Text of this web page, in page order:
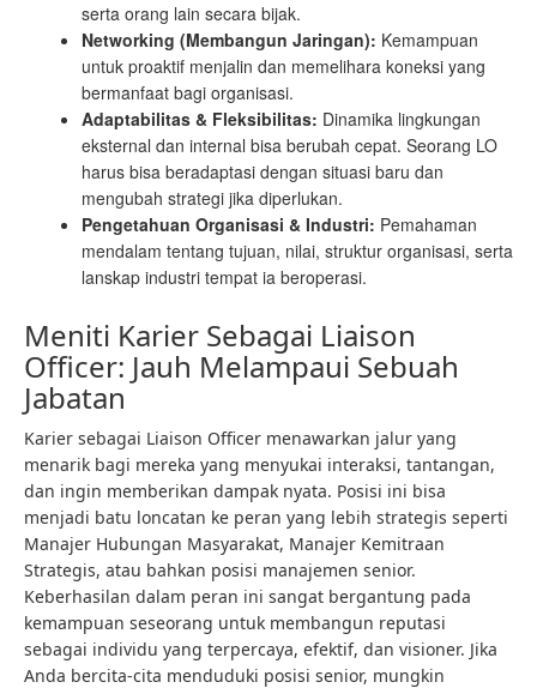
serta orang lain secara bijak.
Networking (Membangun Jaringan): Kemampuan
untuk proaktif menjalin dan memelihara koneksi yang
bermanfaat bagi organisasi.
Adaptabilitas & Fleksibilitas: Dinamika lingkungan
eksternal dan internal bisa berubah cepat. Seorang LO
harus bisa beradaptasi dengan situasi baru dan
mengubah strategi jika diperlukan.
Pengetahuan Organisasi & Industri: Pemahaman
mendalam tentang tujuan, nilai, struktur organisasi, serta
lanskap industri tempat ia beroperasi.
Meniti Karier Sebagai Liaison
Officer: Jauh Melampaui Sebuah
Jabatan
Karier sebagai Liaison Officer menawarkan jalur yang
menarik bagi mereka yang menyukai interaksi, tantangan,
dan ingin memberikan dampak nyata. Posisi ini bisa
menjadi batu loncatan ke peran yang lebih strategis seperti
Manajer Hubungan Masyarakat, Manajer Kemitraan
Strategis, atau bahkan posisi manajemen senior.
Keberhasilan dalam peran ini sangat bergantung pada
kemampuan seseorang untuk membangun reputasi
sebagai individu yang terpercaya, efektif, dan visioner. Jika
Anda bercita-cita menduduki posisi senior, mungkin